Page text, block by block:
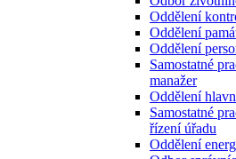
Oddělení
Oddělení
Oddělení
Samostatné
manažer
Oddělení
Samostatné
řízení úřadu
Oddělení